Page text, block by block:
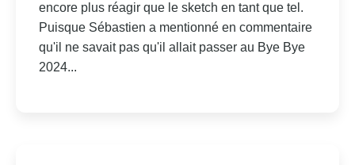
encore plus réagir que le sketch en tant que tel.
Puisque Sébastien a mentionné en commentaire
qu'il ne savait pas qu'il allait passer au Bye Bye
2024...